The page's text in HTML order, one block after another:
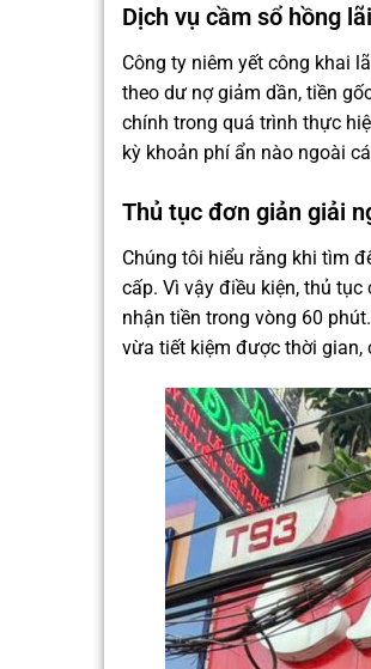
Dịch vụ cầm sổ hồng
Công ty niêm yết công khai
theo dư nợ giảm dần, tiền
chính trong quá trình thực
kỳ khoản phí ẩn nào ngoài
Thủ tục đơn giản giải
Chúng tôi hiểu rằng khi tìm
cấp. Vì vậy điều kiện, thủ
nhận tiền trong vòng 60
vừa tiết kiệm được thời